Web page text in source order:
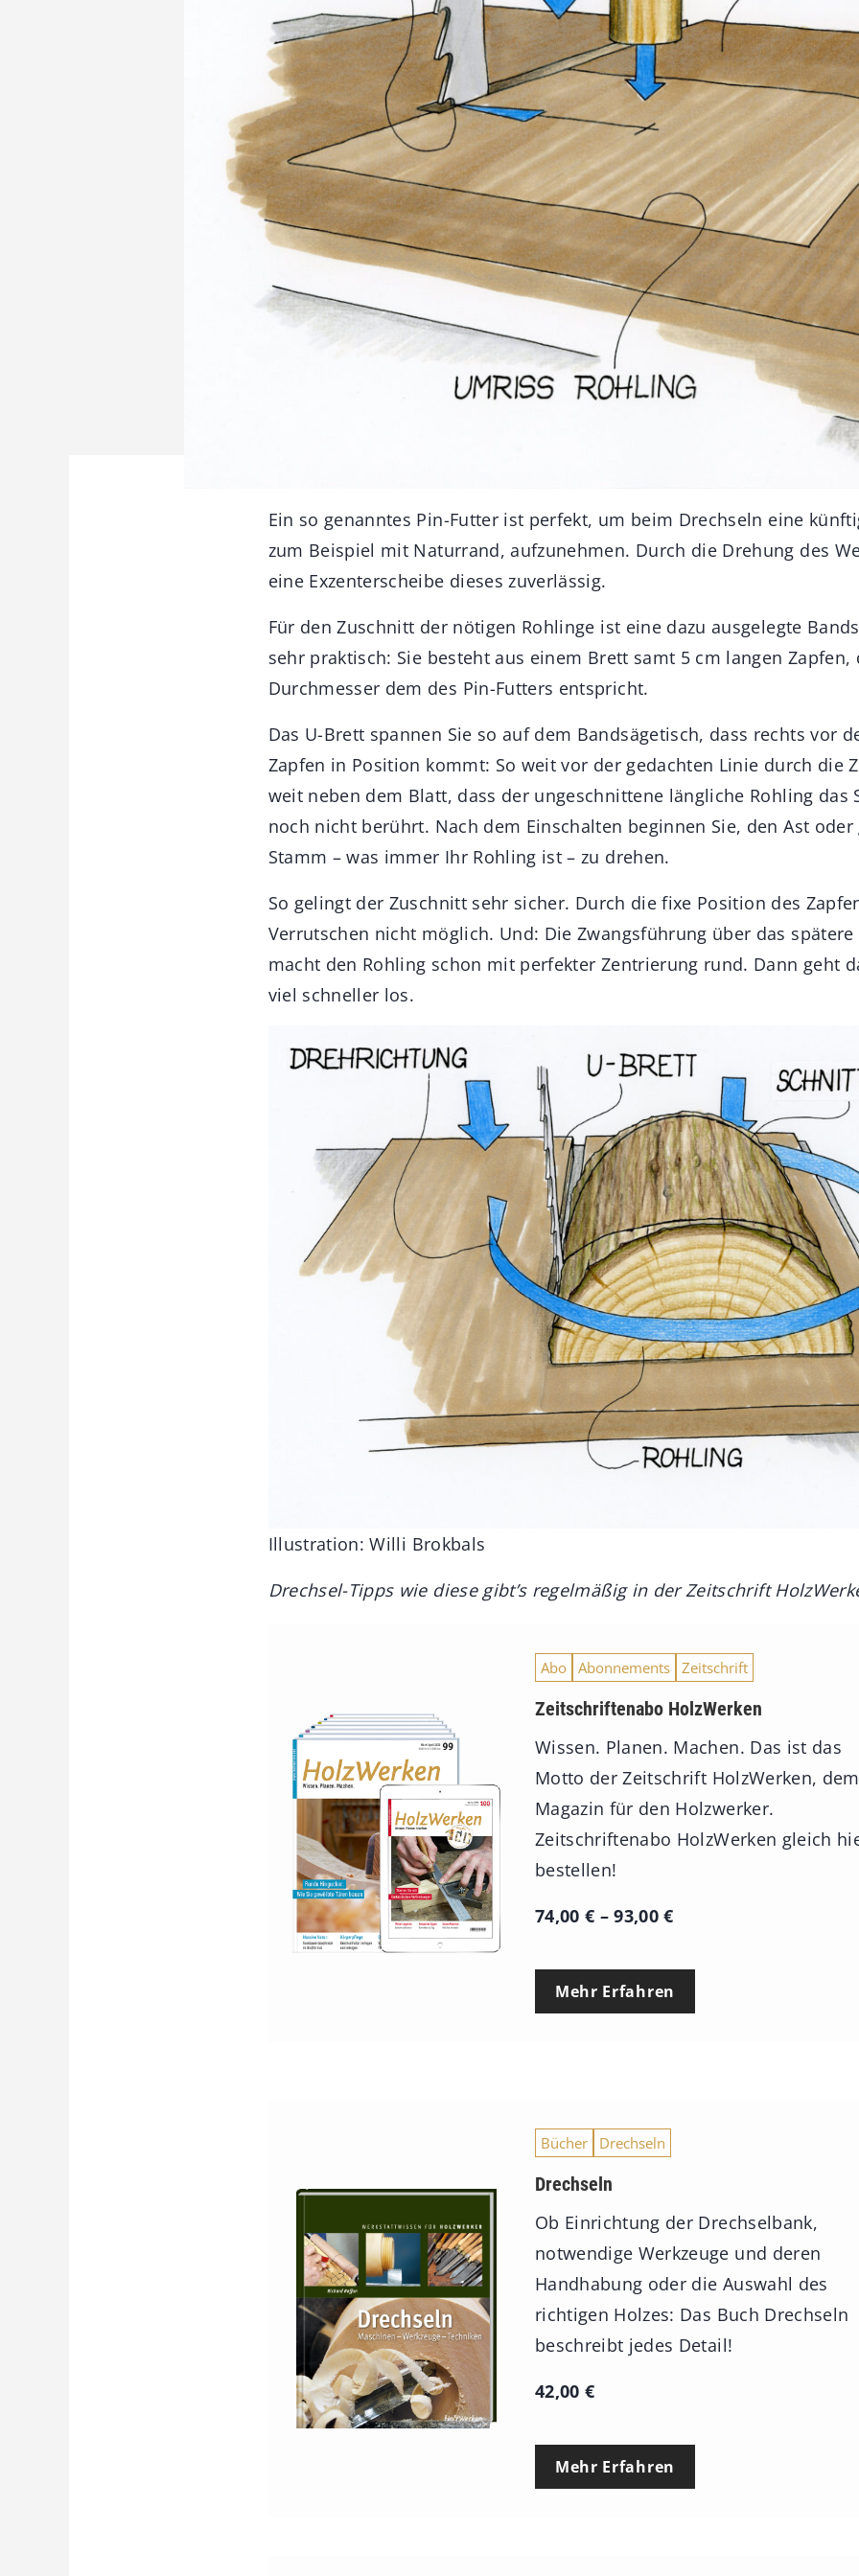
Ein so genanntes Pin-Futter ist perfekt, um beim Drechseln eine
zum Beispiel mit Naturrand, aufzunehmen. Durch die Drehung des
eine Exzenterscheibe dieses zuverlässig.
Für den Zuschnitt der nötigen Rohlinge ist eine dazu ausgelegte
sehr praktisch: Sie besteht aus einem Brett samt 5 cm langen Zapfen,
Durchmesser dem des Pin-Futters entspricht.
Das U-Brett spannen Sie so auf dem Bandsägetisch, dass rechts vor
Zapfen in Position kommt: So weit vor der gedachten Linie durch die
weit neben dem Blatt, dass der ungeschnittene längliche Rohling das
noch nicht berührt. Nach dem Einschalten beginnen Sie, den Ast
Stamm – was immer Ihr Rohling ist – zu drehen.
So gelingt der Zuschnitt sehr sicher. Durch die fixe Position des
Verrutschen nicht möglich. Und: Die Zwangsführung über das spätere
macht den Rohling schon mit perfekter Zentrierung rund. Dann geht
viel schneller los.
Illustration: Willi Brokbals
Drechsel-Tipps wie diese gibt’s regelmäßig in der Zeitschrift
Abo Abonnements Zeitschrift
Zeitschriftenabo HolzWerken
Wissen. Planen. Machen. Das ist das
Motto der Zeitschrift HolzWerken, dem
Magazin für den Holzwerker.
Zeitschriftenabo HolzWerken gleich
bestellen!
74,00 € –93,00€P
e
e
:
7
4
€
Mehr Erfahren
Bücher Drechseln
Drechseln
Ob Einrichtung der Drechselbank,
notwendige Werkzeuge und deren
Handhabung oder die Auswahl des
richtigen Holzes: Das Buch Drechseln
beschreibt jedes Detail!
42,00 €
Mehr Erfahren